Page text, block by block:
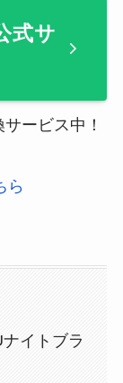
式サ
ービス中！
ら
イトブラ